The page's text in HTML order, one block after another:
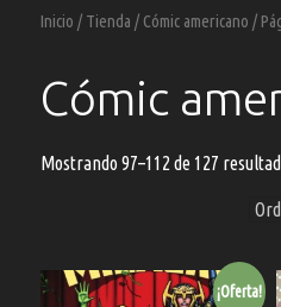
Inicio / Tienda / Cómic americano /
Cómic
Mostrando 97–112 de 127
¡Oferta!